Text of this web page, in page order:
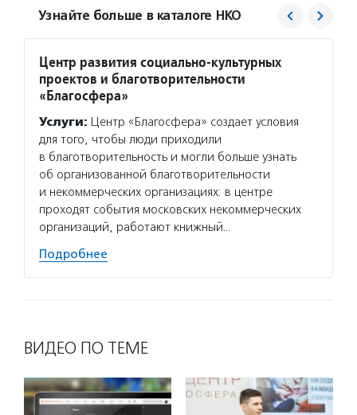
Узнайте больше в каталоге НКО
Центр развития социально-культурных
проектов и благотворительности
«Благосфера»
Услуги: Центр «Благосфера» создает условия
для того, чтобы люди приходили
в благотворительность и могли больше узнать
об организованной благотворительности
и некоммерческих организациях: в центре
проходят события московских некоммерческих
организаций, работают книжный…
Подробнее
ВИДЕО ПО ТЕМЕ